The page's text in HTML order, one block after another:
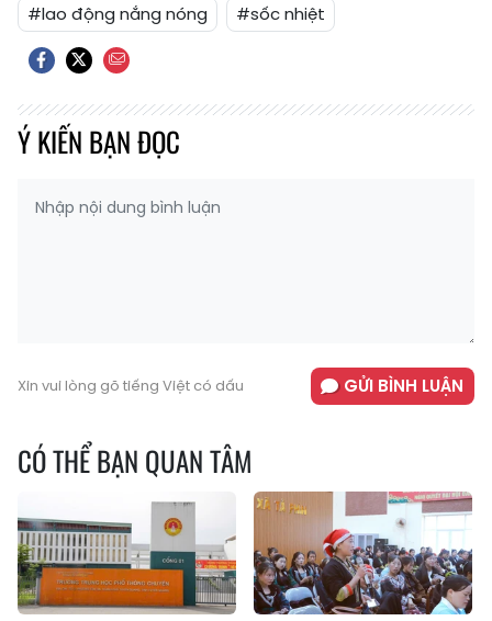
#lao động nắng nóng
#sốc nhiệt
Ý KIẾN BẠN ĐỌC
Xin vui lòng gõ tiếng Việt có dấu GỬI BÌNH LUẬN
CÓ THỂ BẠN QUAN TÂM